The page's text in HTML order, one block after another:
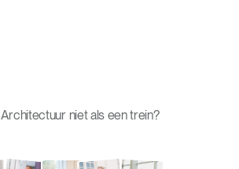
Architectuurniet als een trein?